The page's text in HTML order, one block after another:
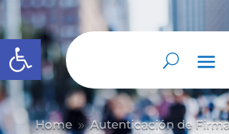
Abrir barra de herramientas
Home 9 Autenticación de